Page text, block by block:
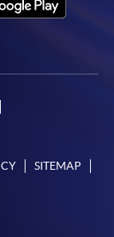
修學院
SITEMAP